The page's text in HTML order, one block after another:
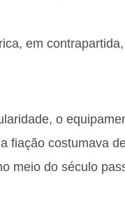
em
o
fiação costumava
meio do século